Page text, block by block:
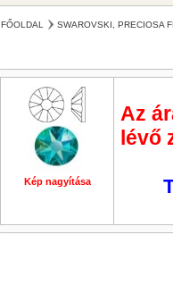
FŐOLDAL SWAROVSKI, PRECIOSA
Kép nagyítása Kép
Az
lévő